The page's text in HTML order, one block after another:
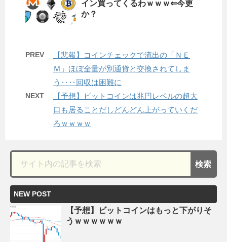
イン買ってくるわｗｗｗ⇐今更
か？
PREV
【悲報】コインチェックで流出の「ＮＥ
Ｍ」ほぼ全量が別通貨と交換されてしま
う‥‥回収は困難に
NEXT
【予想】ビットコインは兆円レベルの超大
口も居ることだしどんどん上がっていくだ
ろｗｗｗｗ
NEW POST
【予想】ビットコインはもっと下がりそ
うｗｗｗｗｗｗ